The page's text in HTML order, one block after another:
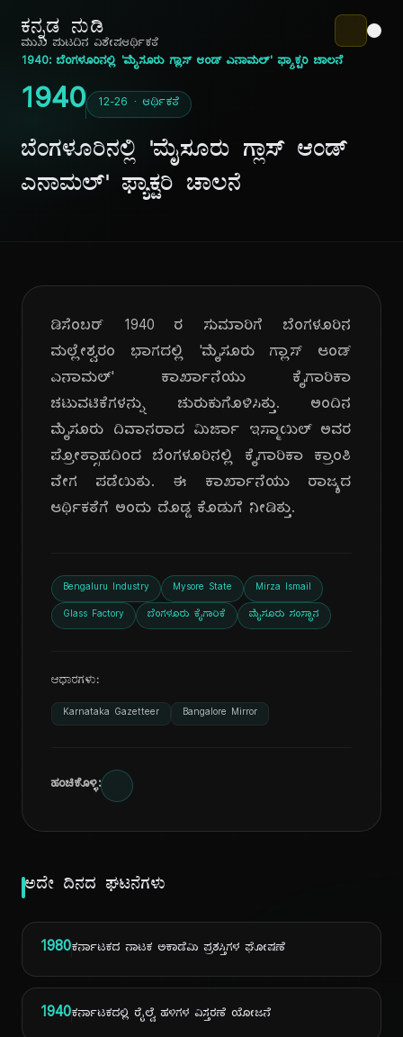
ಕನ್ನಡ ನುಡಿ
ಮುಖ ಪುಟದಿನ ವಿಶೇಷಆರ್ಥಿಕತೆ
1940: ಬೆಂಗಳೂರಿನಲ್ಲಿ 'ಮೈಸೂರು ಗ್ಲಾಸ್ ಆಂಡ್ ಎನಾಮಲ್' ಫ್ಯಾಕ್ಟರಿ ಚಾಲನೆ
1940 12-26 · ಆರ್ಥಿಕತೆ
ಬೆಂಗಳೂರಿನಲ್ಲಿ 'ಮೈಸೂರು ಗ್ಲಾಸ್ ಆಂಡ್
ಎನಾಮಲ್' ಫ್ಯಾಕ್ಟರಿ ಚಾಲನೆ
ಡಿಸೆಂಬರ್ 1940 ರ ಸುಮಾರಿಗೆ ಬೆಂಗಳೂರಿನ
ಮಲ್ಲೇಶ್ವರಂ ಭಾಗದಲ್ಲಿ 'ಮೈಸೂರು ಗ್ಲಾಸ್ ಆಂಡ್
ಎನಾಮಲ್' ಕಾರ್ಖಾನೆಯು ಕೈಗಾರಿಕಾ
ಚಟುವಟಿಕೆಗಳನ್ನು ಚುರುಕುಗೊಳಿಸಿತ್ತು. ಅಂದಿನ
ಮೈಸೂರು ದಿವಾನರಾದ ಮಿರ್ಜಾ ಇಸ್ಮಾಯಿಲ್ ಅವರ
ಪ್ರೋತ್ಸಾಹದಿಂದ ಬೆಂಗಳೂರಿನಲ್ಲಿ ಕೈಗಾರಿಕಾ ಕ್ರಾಂತಿ
ವೇಗ ಪಡೆಯಿತು. ಈ ಕಾರ್ಖಾನೆಯು ರಾಜ್ಯದ
ಆರ್ಥಿಕತೆಗೆ ಅಂದು ದೊಡ್ಡ ಕೊಡುಗೆ ನೀಡಿತ್ತು.
Bengaluru Industry Mysore State Mirza Ismail
Glass Factory ಬೆಂಗಳೂರು ಕೈಗಾರಿಕೆ ಮೈಸೂರು ಸಂಸ್ಥಾನ
ಆಧಾರಗಳು:
Karnataka Gazetteer Bangalore Mirror
ಹಂಚಿಕೊಳ್ಳಿ:
ಅದೇ ದಿನದ ಘಟನೆಗಳು
1980ಕರ್ನಾಟಕದ ನಾಟಕ ಅಕಾಡೆಮಿ ಪ್ರಶಸ್ತಿಗಳ ಘೋಷಣೆ
1940ಕರ್ನಾಟಕದಲ್ಲಿ ರೈಲ್ವೆ ಹಳಿಗಳ ವಿಸ್ತರಣೆ ಯೋಜನೆ